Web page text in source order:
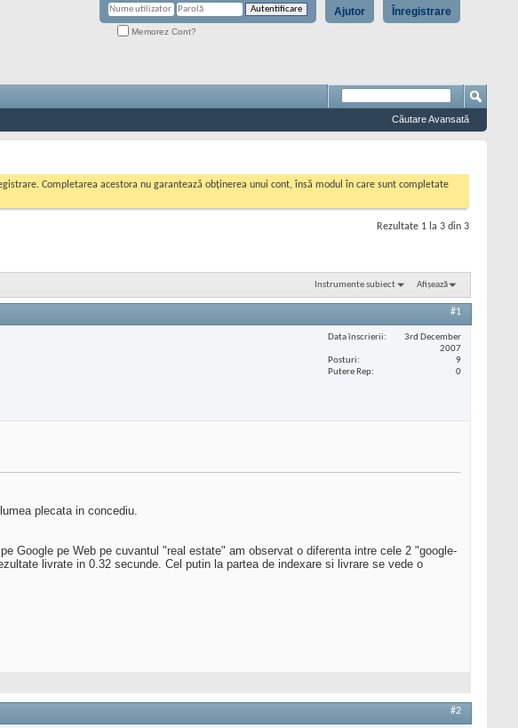
Înregistrare
Ajutor
Memorez Cont?
Căutare Avansată
Completarea acestora nu garantează obținerea unui cont, însă modul în care sunt completate
Rezultate 1 la 3 din 3
Instrumente subiect Afișează
#1
Data înscrierii
3rd December
2007
Posturi
9
Putere Rep
0
plecata in concediu.
Google pe Web pe cuvantul "real estate" am observat o diferenta intre cele 2 "google-
livrate in 0.32 secunde. Cel putin la partea de indexare si livrare se vede o
#2